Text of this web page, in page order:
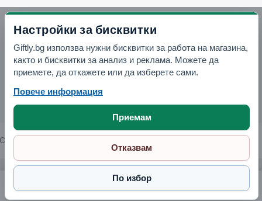
Комплект за подправки "Асорти". на стойка - 5 части
13.29 € / 25.99 лв. Поръчай
Вземи -10% отстъпка в Telegram
Отвори Telegram
Copyright © 2026 GIFTLY.BG. All rights reserved.
Настройки за бисквитки
Giftly.bg използва нужни бисквитки за работа на магазина,
както и бисквитки за анализ и реклама. Можете да
приемете, да откажете или да изберете сами.
Повече информация
Приемам
Отказвам
По избор